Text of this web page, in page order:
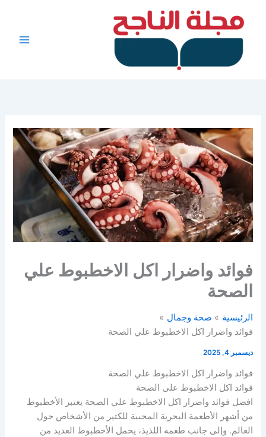
فوائد واضرار اكل الاخطبوط علي
الصحة
الرئيسية
صحة وجمال
فوائد واضرار اكل الاخطبوط علي الصحة
ديسمبر 4, 2025
فوائد واضرار اكل الاخطبوط علي الصحة
فوائد اكل الاخطبوط على الصحة
افضل فوائد واضرار اكل الاخطبوط علي الصحة يعتبر الأخطبوط
من أشهر الأطعمة البحرية المحببة للكثير من الأشخاص حول
العالم. وإلى جانب طعمه اللذيذ، يحمل الأخطبوط العديد من